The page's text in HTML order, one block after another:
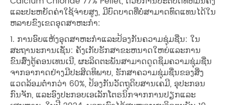
ແລະປະຫຍັດຄ່າໃຊ້ຈ່າຍສູງ, ມີບົດບາດທີ່ບໍ່ສາມາດທົດແທນໄດ້ໃນ
ຫລາຍຂົງເຂດອຸດສາຫະກໍາ:
1. ການອົບແຫ້ງອຸດສາຫະກໍາແລະປ້ອງກັນຄວາມຊຸ່ມຊື່ນ: ໃນ
ສະຖານະການເຊັ່ນ: ຄັງເກັບຮັກສາຂະຫນາດໃຫຍ່ແລະການ
ຂົນສົ່ງຕູ້ຄອນເທນເນີ, ຜະລິດຕະພັນສາມາດດູດຊຶມຄວາມຊຸ່ມຊື່ນ
ຈາກອາກາດຢ່າງມີປະສິດທິພາບ, ຮັກສາຄວາມຊຸ່ມຊື່ນຂອງສິ່ງ
ແວດລ້ອມຕ່ໍາກວ່າ 60%, ປ້ອງກັນວັດຖຸດິບສານເຄມີ, ອຸປະກອນ
ກົນຈັກ, ແລະອົງປະກອບເອເລັກໂຕຣນິກຈາກການປຽກແລະ